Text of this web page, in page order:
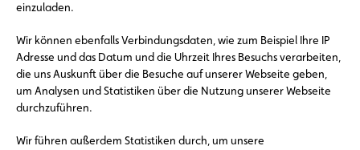
einzuladen.
Wir können ebenfalls Verbindungsdaten, wie zum Beispiel Ihre IP
Adresse und das Datum und die Uhrzeit Ihres Besuchs verarbeiten,
die uns Auskunft über die Besuche auf unserer Webseite geben,
um Analysen und Statistiken über die Nutzung unserer Webseite
durchzuführen.
Wir führen außerdem Statistiken durch, um unsere